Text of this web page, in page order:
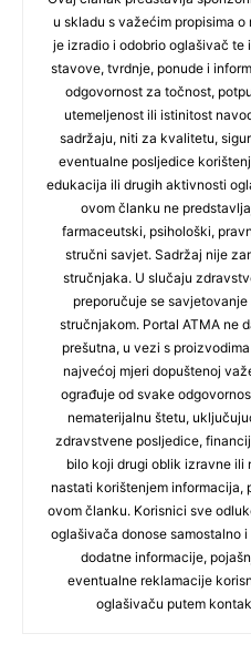
u skladu s važećim propisima
je izradio i odobrio oglašivač
stavove, tvrdnje, ponude i
odgovornost za točnost,
utemeljenost ili istinitost
sadržaju, niti za kvalitetu,
eventualne posljedice
edukacija ili drugih aktivnosti
ovom članku ne
farmaceutski, psihološki,
stručni savjet. Sadržaj nije
stručnjaka. U slučaju
preporučuje se
stručnjakom. Portal ATMA ne
prešutna, u vezi s
najvećoj mjeri dopuštenoj
ograđuje od svake
nematerijalnu štetu,
zdravstvene posljedice,
bilo koji drugi oblik izravne ili
nastati korištenjem informacija,
ovom članku. Korisnici sve
oglašivača donose samostalno
dodatne informacije,
eventualne reklamacije
oglašivaču putem